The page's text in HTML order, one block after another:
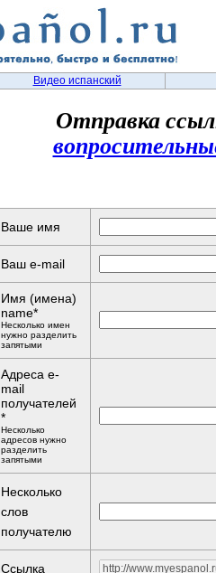
Видео испанский
Отправка
Ваше имя
Ваш e-mail
Имя (имена)
name*
Несколько имен
нужно разделить
запятыми
Адреса e-
mail
получателей
*
Несколько
адресов нужно
разделить
запятыми
Несколько
слов
получателю
Ссылка